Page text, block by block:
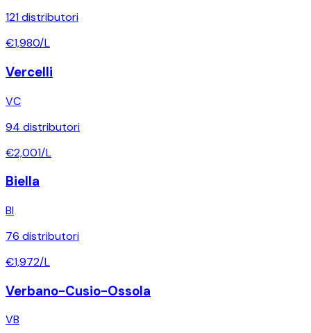
121distributori
€1,980/L
Vercelli
VC
94 distributori
€2,001/L
Biella
BI
76 distributori
€1,972/L
Verbano-Cusio-Ossola
VB